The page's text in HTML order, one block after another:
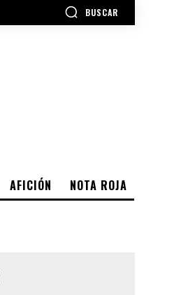
BUSCAR
AFICIÓN NOTA ROJA